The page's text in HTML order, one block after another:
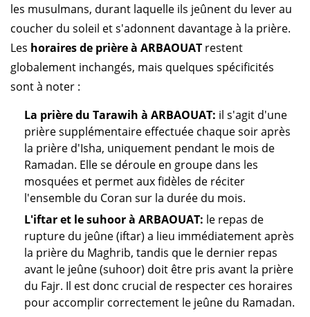
les musulmans, durant laquelle ils jeûnent du lever au
coucher du soleil et s'adonnent davantage à la prière.
Les horaires de prière à ARBAOUAT restent
globalement inchangés, mais quelques spécificités
sont à noter :
La prière du Tarawih à ARBAOUAT: il s'agit d'une
prière supplémentaire effectuée chaque soir après
la prière d'Isha, uniquement pendant le mois de
Ramadan. Elle se déroule en groupe dans les
mosquées et permet aux fidèles de réciter
l'ensemble du Coran sur la durée du mois.
L'iftar et le suhoor à ARBAOUAT: le repas de
rupture du jeûne (iftar) a lieu immédiatement après
la prière du Maghrib, tandis que le dernier repas
avant le jeûne (suhoor) doit être pris avant la prière
du Fajr. Il est donc crucial de respecter ces horaires
pour accomplir correctement le jeûne du Ramadan.